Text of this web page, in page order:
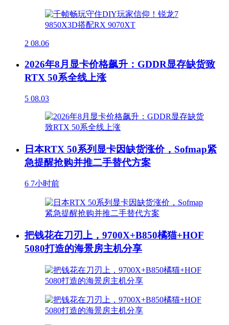
2 08.06
2026年8月显卡价格飙升：GDDR显存缺货致
RTX 50系全线上涨
5 08.03
日本RTX 50系列显卡因缺货涨价，Sofmap紧
急提醒抢购并推二手替代方案
6 7小时前
把钱花在刀刃上，9700X+B850橘猫+HOF
5080打造的海景房主机分享